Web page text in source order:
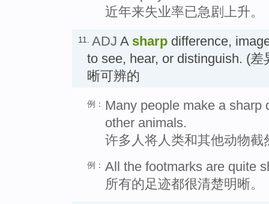
近年来失业率已急剧上升。
11. ADJ A sharp difference,
to see, hear, or distinguish. (
晰可辨的
例： Many people make a sharp
other animals.
许多人将人类和其他动物截
例： All the footmarks are quite
所有的足迹都很清楚明晰。